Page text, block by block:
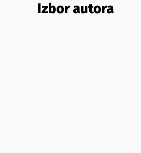
Izbor autora